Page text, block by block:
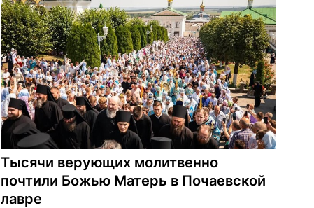
Тысячи верующих молитвенно
почтили Божью Матерь в Почаевской
лавре